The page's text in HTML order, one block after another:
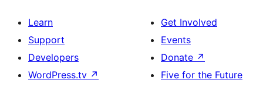
Learn
Support
Developers
WordPress.tv ↗
Get Involved
Events
Donate ↗
Five for the Future